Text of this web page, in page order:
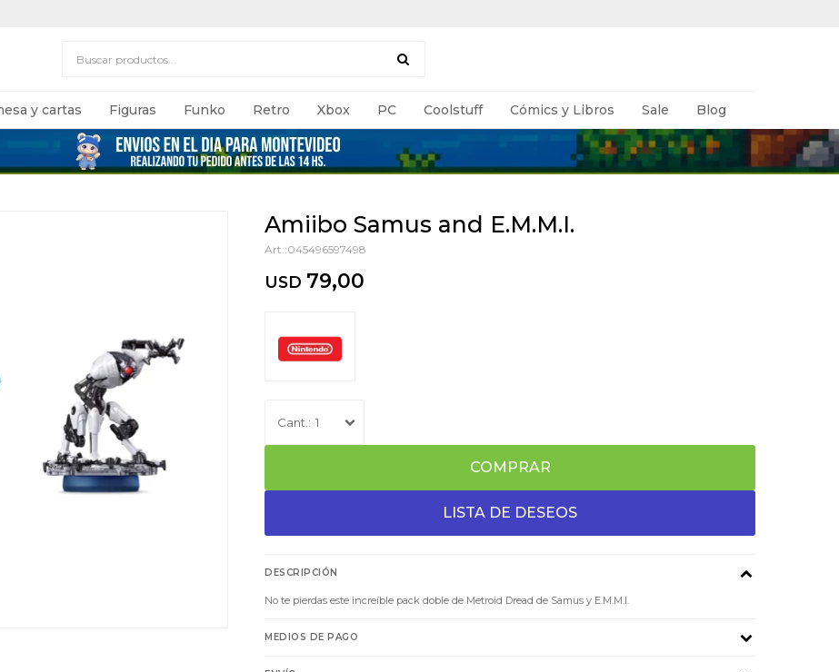
y cartas Figuras Funko Retro Xbox PC Coolstuff Cómics y Libros Sale Blog
Amiibo Samus and E.M.M.I.
045496597498
USD 79,00
1
COMPRAR
DESCRIPCIÓN
No te pierdas este increíble pack doble de Metroid Dread de Samus y E.M.M.I.
MEDIOS DE PAGO